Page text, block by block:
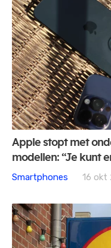
Apple stopt met
modellen: “Je kunt
Smartphones
16 okt